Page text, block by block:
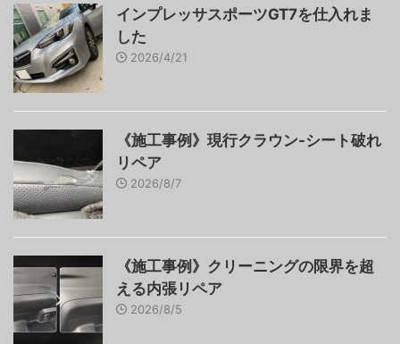
インプレッサスポーツGT7を仕入れま
した
2026/4/21
《施工事例》現行クラウン-シート破れ
リペア
2026/8/7
《施工事例》クリーニングの限界を超
える内張リペア
2026/8/5